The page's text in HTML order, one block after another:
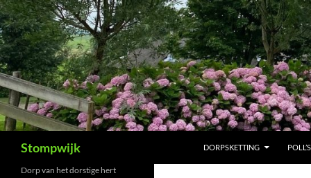
Ga
naar
de
inhoud
Stompwijk DORPSKETTING POLL’S
Dorp van het dorstige hert